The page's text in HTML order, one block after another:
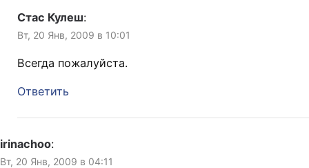
Стас Кулеш:
Вт, 20 Янв, 2009 в 10:01
Всегда пожалуйста.
Ответить
irinachoo:
Вт, 20 Янв, 2009 в 04:11